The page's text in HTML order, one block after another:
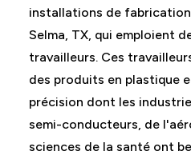
installations de
Selma, TX, qui emploient
travailleurs. Ces
des produits en plastique
précision dont les
semi-conducteurs, de
sciences de la santé ont